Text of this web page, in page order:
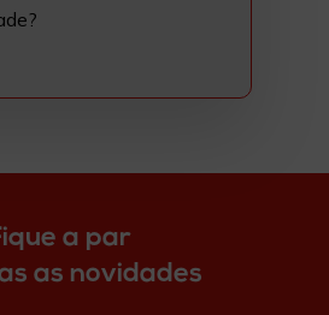
a par
as novidades